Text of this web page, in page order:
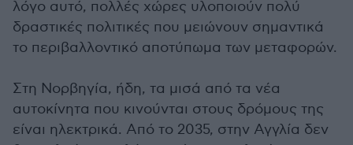
λόγο αυτό, πολλές χώρες υλοποιούν πολύ
δραστικές πολιτικές που μειώνουν σημαντικά
το περιβαλλοντικό αποτύπωμα των μεταφορών.
Στη Νορβηγία, ήδη, τα μισά από τα νέα
αυτοκίνητα που κινούνται στους δρόμους της
είναι ηλεκτρικά. Από το 2035, στην Αγγλία δεν